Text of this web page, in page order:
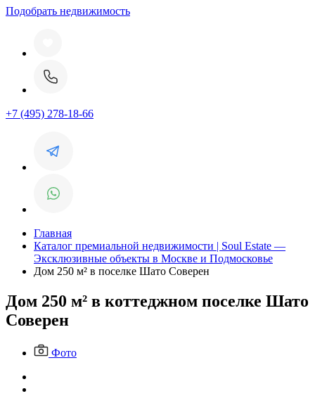
Подобрать недвижимость
+7 (495) 278-18-66
Главная
Каталог премиальной недвижимости | Soul Estate —
Эксклюзивные объекты в Москве и Подмосковье
Дом 250 м² в поселке Шато Соверен
Дом 250 м² в коттеджном поселке Шато
Соверен
Фото